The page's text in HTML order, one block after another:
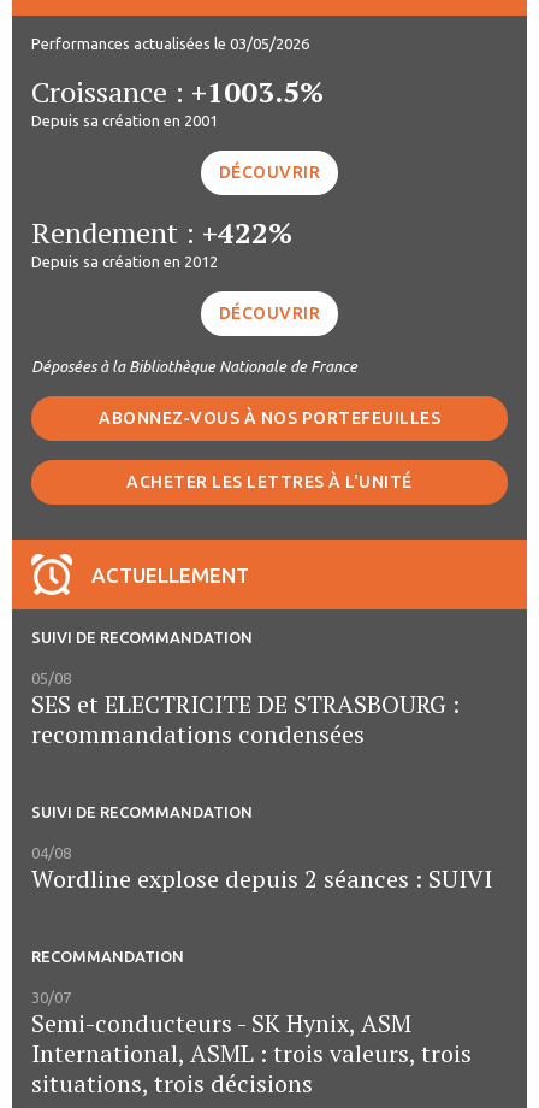
Performances actualisées le 03/05/2026
Croissance : +1003.5%
Depuis sa création en 2001
DÉCOUVRIR
Rendement : +422%
Depuis sa création en 2012
DÉCOUVRIR
Déposées à la Bibliothèque Nationale de France
ABONNEZ-VOUS À NOS PORTEFEUILLES
ACHETER LES LETTRES À L'UNITÉ
ACTUELLEMENT
SUIVI DE RECOMMANDATION
05/08
SES et ELECTRICITE DE STRASBOURG :
recommandations condensées
SUIVI DE RECOMMANDATION
04/08
Wordline explose depuis 2 séances : SUIVI
RECOMMANDATION
30/07
Semi-conducteurs - SK Hynix, ASM
International, ASML : trois valeurs, trois
situations, trois décisions